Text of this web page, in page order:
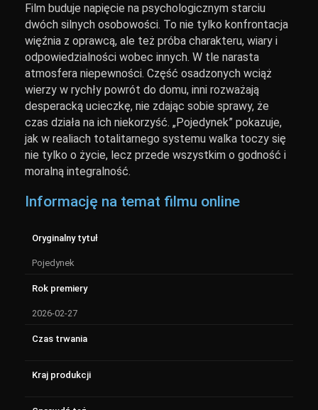
Film buduje napięcie na psychologicznym starciu
dwóch silnych osobowości. To nie tylko konfrontacja
więźnia z oprawcą, ale też próba charakteru, wiary i
odpowiedzialności wobec innych. W tle narasta
atmosfera niepewności. Część osadzonych wciąż
wierzy w rychły powrót do domu, inni rozważają
desperacką ucieczkę, nie zdając sobie sprawy, że
czas działa na ich niekorzyść. „Pojedynek” pokazuje,
jak w realiach totalitarnego systemu walka toczy się
nie tylko o życie, lecz przede wszystkim o godność i
moralną integralność.
Informację na temat filmu online
Oryginalny tytuł
Pojedynek
Rok premiery
2026-02-27
Czas trwania
Kraj produkcji